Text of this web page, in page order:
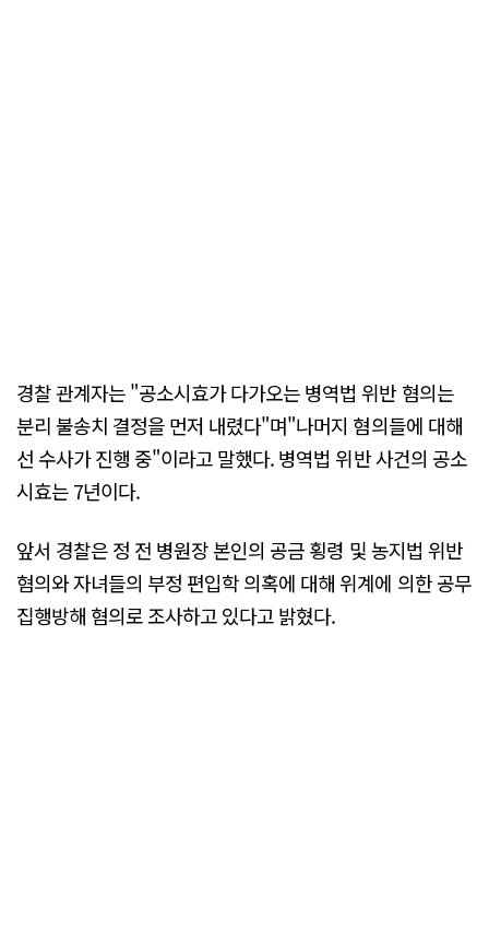
경찰 관계자는 "공소시효가 다가오는 병역법 위반 혐의는
분리 불송치 결정을 먼저 내렸다"며"나머지 혐의들에 대해
선 수사가 진행 중"이라고 말했다. 병역법 위반 사건의 공소
시효는 7년이다.
앞서 경찰은 정 전 병원장 본인의 공금 횡령 및 농지법 위반
혐의와 자녀들의 부정 편입학 의혹에 대해 위계에 의한 공무
집행방해 혐의로 조사하고 있다고 밝혔다.